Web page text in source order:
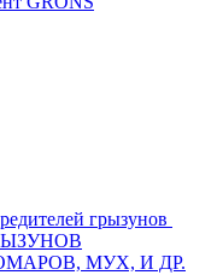
грызунов
МУХ, И ДР.